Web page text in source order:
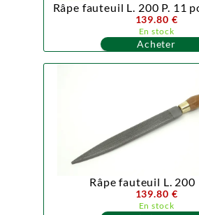
Râpe fauteuil L. 200 P. 11
139.80 €
En stock
Acheter
Râpe fauteuil L. 200
139.80 €
En stock